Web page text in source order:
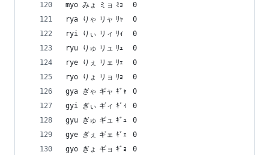
myo	みょ	ミョ	ﾐｮ	0
rya	りゃ	リャ	ﾘｬ	0
ryi	りぃ	リィ	ﾘｨ	0
ryu	りゅ	リュ	ﾘｭ	0
rye	りぇ	リェ	ﾘｪ	0
ryo	りょ	リョ	ﾘｮ	0
gya	ぎゃ	ギャ	ｷﾞｬ	0
gyi	ぎぃ	ギィ	ｷﾞｨ	0
gyu	ぎゅ	ギュ	ｷﾞｭ	0
gye	ぎぇ	ギェ	ｷﾞｪ	0
gyo	ぎょ	ギョ	ｷﾞｮ	0